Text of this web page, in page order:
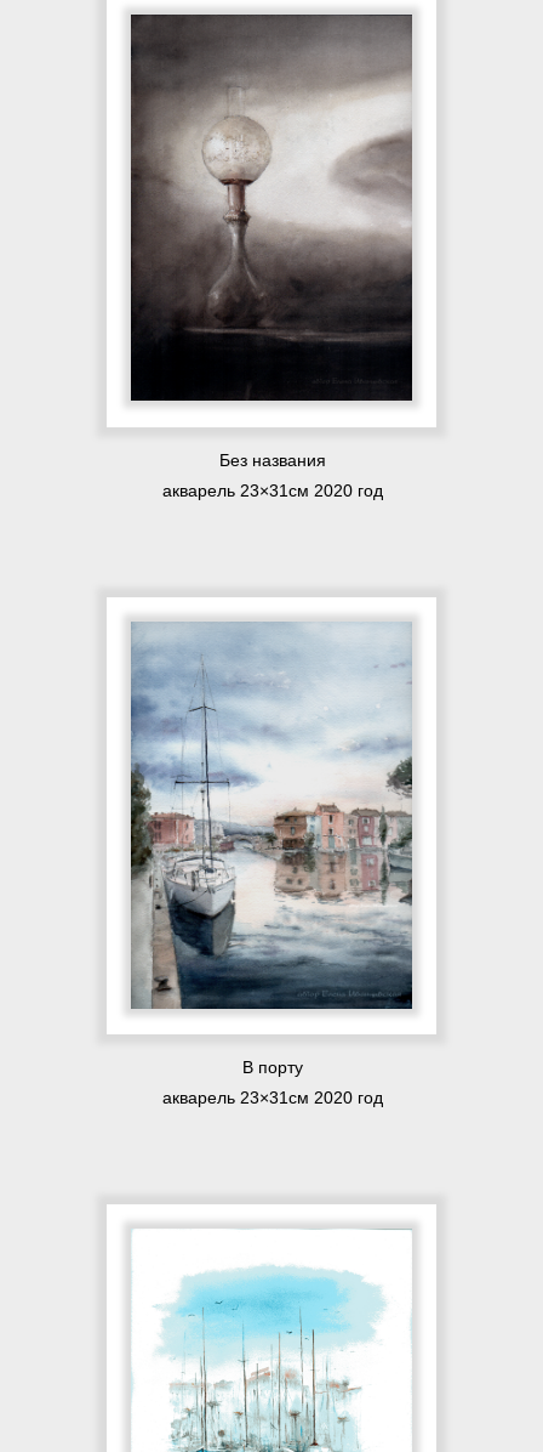
Без названия
акварель 23×31см 2020 год
В порту
акварель 23×31см 2020 год